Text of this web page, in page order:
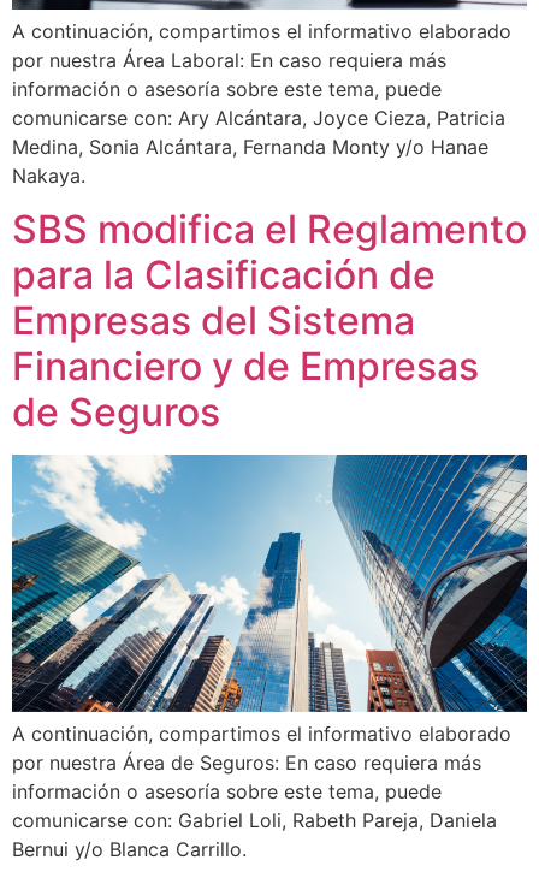
A continuación, compartimos el informativo elaborado
por nuestra Área Laboral: En caso requiera más
información o asesoría sobre este tema, puede
comunicarse con: Ary Alcántara, Joyce Cieza, Patricia
Medina, Sonia Alcántara, Fernanda Monty y/o Hanae
Nakaya.
SBS modifica el Reglamento
para la Clasificación de
Empresas del Sistema
Financiero y de Empresas
de Seguros
A continuación, compartimos el informativo elaborado
por nuestra Área de Seguros: En caso requiera más
información o asesoría sobre este tema, puede
comunicarse con: Gabriel Loli, Rabeth Pareja, Daniela
Bernui y/o Blanca Carrillo.